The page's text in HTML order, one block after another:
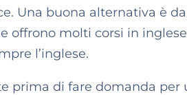
Una buona alternativa è
offrono molti corsi in
l’inglese.
prima di fare domanda